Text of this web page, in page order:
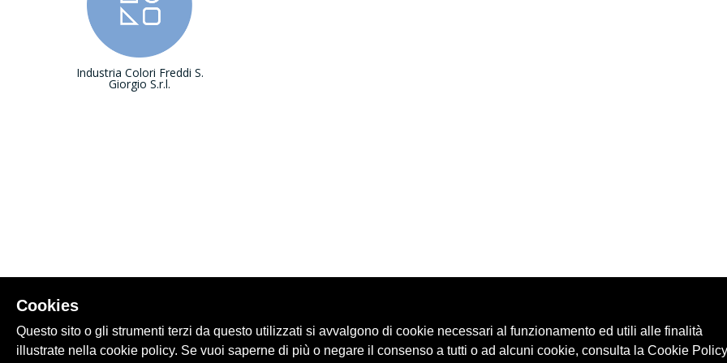
Industria Colori Freddi S.
Giorgio S.r.l.
Cookies
Questo sito o gli strumenti terzi da questo utilizzati si avvalgono di cookie necessari al funzionamento ed utili alle finalità
illustrate nella cookie policy. Se vuoi saperne di più o negare il consenso a tutti o ad alcuni cookie, consulta la Cookie